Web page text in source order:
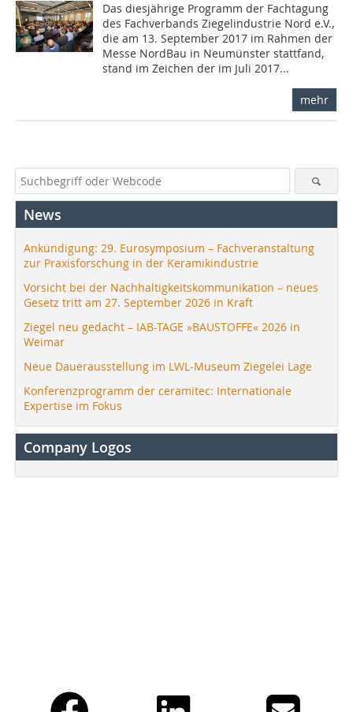
Das diesjährige Programm der Fachtagung
des Fachverbands Ziegelindustrie Nord e.V.,
die am 13. September 2017 im Rahmen der
Messe NordBau in Neumünster stattfand,
stand im Zeichen der im Juli 2017...
mehr
News
Ankündigung: 29. Eurosymposium – Fachveranstaltung
zur Praxisforschung in der Keramikindustrie
Vorsicht bei der Nachhaltigkeitskommunikation – neues
Gesetz tritt am 27. September 2026 in Kraft
Ziegel neu gedacht – IAB-TAGE »BAUSTOFFE« 2026 in
Weimar
Neue Dauerausstellung im LWL-Museum Ziegelei Lage
Konferenzprogramm der ceramitec: Internationale
Expertise im Fokus
Company Logos